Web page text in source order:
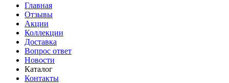
Главная
Отзывы
Акции
Коллекции
Доставка
Вопрос ответ
Новости
Каталог
Контакты